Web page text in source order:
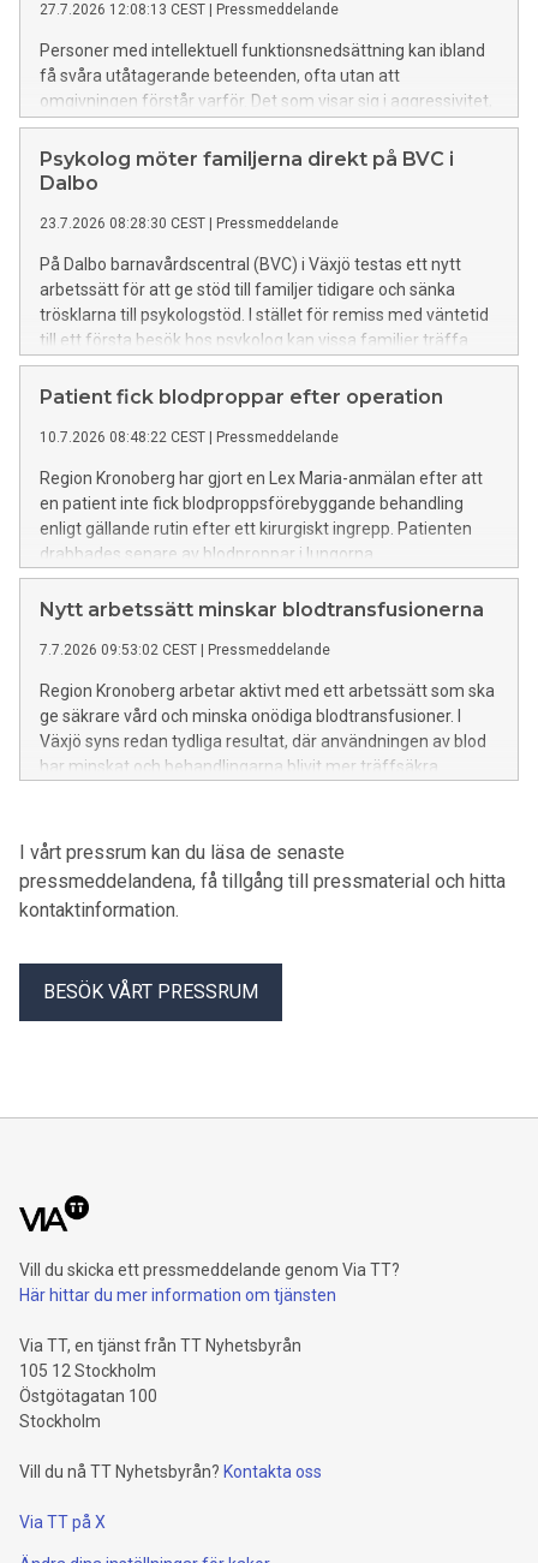
27.7.2026 12:08:13 CEST Pressmeddelande
Personer med intellektuell funktionsnedsättning kan ibland
få svåra utåtagerande beteenden, ofta utan att
omgivningen förstår varför. Det som visar sig i aggressivitet,
oro eller självskadebeteende kan bero på bakomliggande
orsaker. För att bättre kunna utreda och behandla dessa
patienter har habiliteringen och psykiatrin i Region
Psykolog möter familjerna direkt på BVC i
Dalbo
23.7.2026 08:28:30 CEST Pressmeddelande
På Dalbo barnavårdscentral (BVC) i Växjö testas ett nytt
arbetssätt för att ge stöd till familjer tidigare och sänka
trösklarna till psykologstöd. I stället för remiss med väntetid
till ett första besök hos psykolog kan vissa familjer träffa
psykologen direkt på BVC tillsammans med sin BVC-
sjuksköterska.
Patient fick blodproppar efter operation
10.7.2026 08:48:22 CEST Pressmeddelande
Region Kronoberg har gjort en Lex Maria-anmälan efter att
en patient inte fick blodproppsförebyggande behandling
enligt gällande rutin efter ett kirurgiskt ingrepp. Patienten
drabbades senare av blodproppar i lungorna.
Nytt arbetssätt minskar blodtransfusionerna
7.7.2026 09:53:02 CEST Pressmeddelande
Region Kronoberg arbetar aktivt med ett arbetssätt som ska
ge säkrare vård och minska onödiga blodtransfusioner. I
Växjö syns redan tydliga resultat, där användningen av blod
har minskat och behandlingarna blivit mer träffsäkra.
I vårt pressrum kan du läsa de senaste
pressmeddelandena, få tillgång till pressmaterial och hitta
kontaktinformation.
BESÖK VÅRT PRESSRUM
Vill du skicka ett pressmeddelande genom Via TT?
Här hittar du mer information om tjänsten
Via TT, en tjänst från TT Nyhetsbyrån
105 12 Stockholm
Östgötagatan 100
Stockholm
Vill du nå TT Nyhetsbyrån? Kontakta oss
Via TT på X